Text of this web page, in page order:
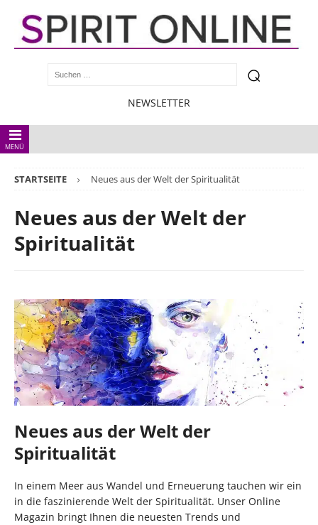
NEWSLETTER
MENÜ
STARTSEITE Neues aus der Welt der Spiritualität
Neues aus der Welt der
Spiritualität
Neues aus der Welt der
Spiritualität
In einem Meer aus Wandel und Erneuerung tauchen wir ein
in die faszinierende Welt der Spiritualität. Unser Online
Magazin bringt Ihnen die neuesten Trends und